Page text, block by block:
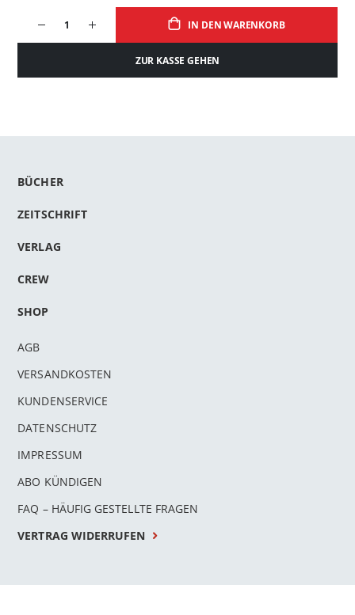
IN DEN WARENKORB
ZUR KASSE GEHEN
BÜCHER
ZEITSCHRIFT
VERLAG
CREW
SHOP
AGB
VERSANDKOSTEN
KUNDENSERVICE
DATENSCHUTZ
IMPRESSUM
ABO KÜNDIGEN
FAQ – HÄUFIG GESTELLTE FRAGEN
VERTRAG WIDERRUFEN